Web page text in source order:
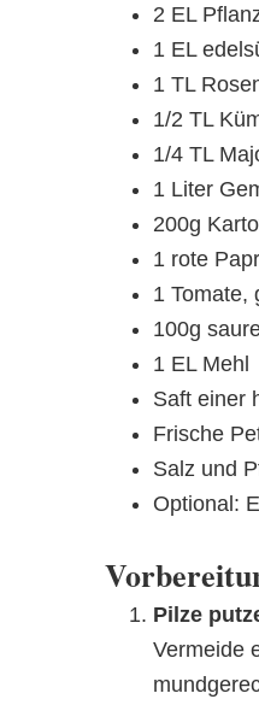
2 EL
1 EL
1 TL
1/2 TL
1/4 TL
1 Liter
200g
1 rote
1 Tomate,
100g
1 EL Mehl
Saft einer
Frische
Salz und
Optional:
Pilze
Vermeide